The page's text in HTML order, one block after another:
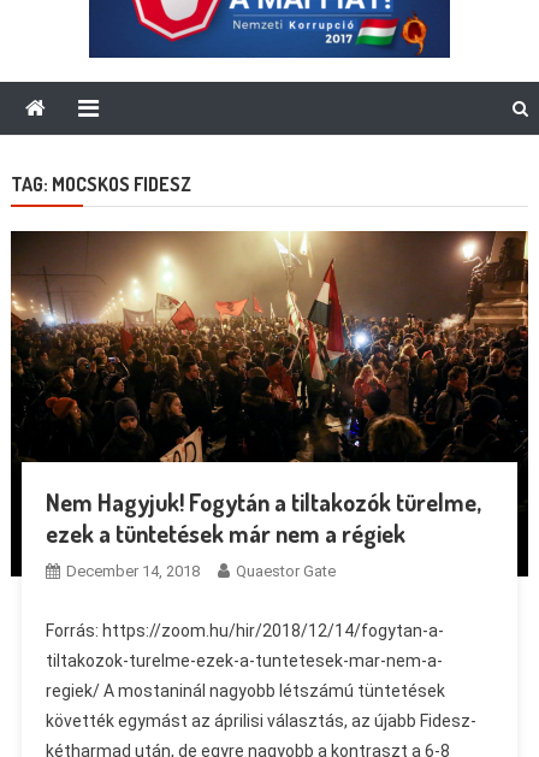
TAG: MOCSKOS FIDESZ
Nem Hagyjuk! Fogytán a tiltakozók türelme,
ezek a tüntetések már nem a régiek
December 14, 2018 Quaestor Gate
Forrás: https://zoom.hu/hir/2018/12/14/fogytan-a-
tiltakozok-turelme-ezek-a-tuntetesek-mar-nem-a-
regiek/ A mostaninál nagyobb létszámú tüntetések
követték egymást az áprilisi választás, az újabb Fidesz-
kétharmad után, de egyre nagyobb a kontraszt a 6-8